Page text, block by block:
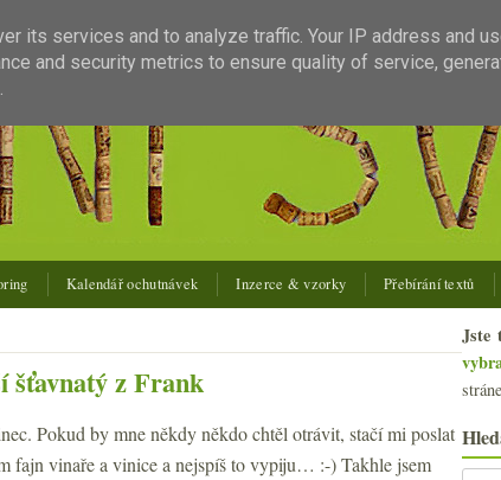
Kalendář ochutnávek Inzerce & vzorky Přebírání textů
šťavnatý z Frank
Pokud by mne někdy někdo chtěl otrávit, stačí mi poslat
fajn vinaře a vinice a nejspíš to vypiju… :-) Takhle jsem
Jste
its services and to analyze traffic. Your IP address and
and security metrics to ensure quality of service,